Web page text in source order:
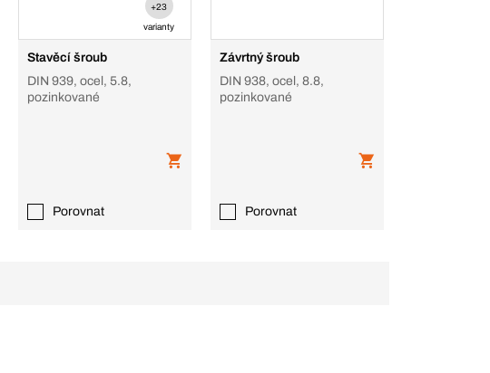
+23
varianty
Stavěcí šroub
DIN 939, ocel, 5.8,
pozinkované
Porovnat
Závrtný šroub
DIN 938, ocel, 8.8,
pozinkované
Porovnat